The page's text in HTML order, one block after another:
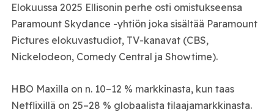
Elokuussa 2025 Ellisonin perhe osti omistukseensa
Paramount Skydance -yhtiön joka sisältää Paramount
Pictures elokuvastudiot, TV-kanavat (CBS,
Nickelodeon, Comedy Central ja Showtime).
HBO Maxilla on n. 10–12 % markkinasta, kun taas
Netflixillä on 25–28 % globaalista tilaajamarkkinasta.